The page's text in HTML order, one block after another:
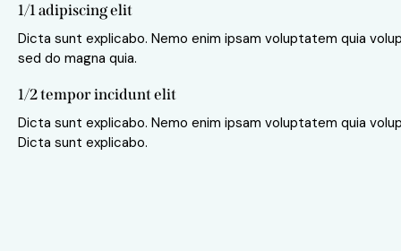
1/1 adipiscing elit
Dicta sunt explicabo. Nemo enim ipsam voluptatem quia
sed do magna quia.
1/2 tempor incidunt elit
Dicta sunt explicabo. Nemo enim ipsam voluptatem quia
Dicta sunt explicabo.